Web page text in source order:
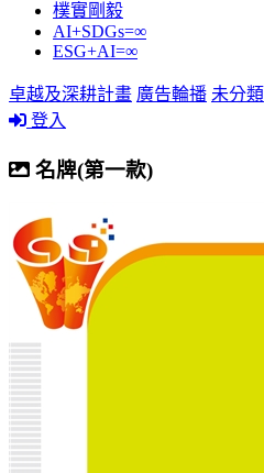
樸實剛毅
AI+SDGs=∞
ESG+AI=∞
卓越及深耕計畫 廣告輪播 未分類
登入
名牌(第一款)